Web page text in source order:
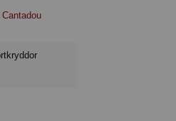
Cantadou